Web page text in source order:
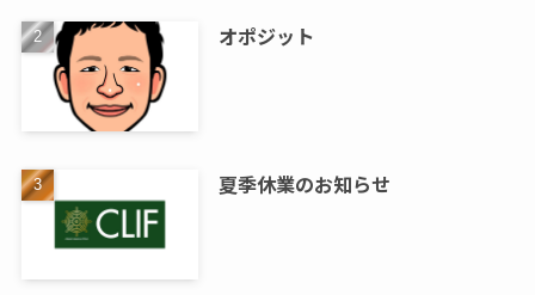
オポジット
夏季休業のお知らせ